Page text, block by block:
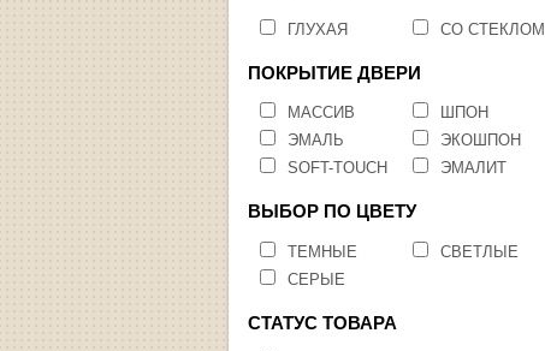
ГЛУХАЯ СО СТЕКЛОМ
ПОКРЫТИЕ ДВЕРИ
МАССИВ
ШПОН
ЭМАЛЬ
ЭКОШПОН
SOFT-TOUCH
ЭМАЛИТ
ВЫБОР ПО ЦВЕТУ
ТЕМНЫЕ
СВЕТЛЫЕ
СЕРЫЕ
СТАТУС ТОВАРА